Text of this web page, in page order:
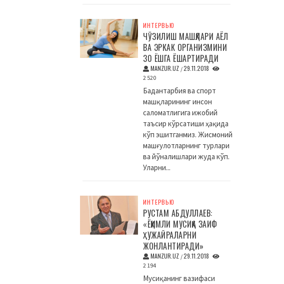
ИНТЕРВЬЮ
ЧЎЗИЛИШ МАШҚЛАРИ АЁЛ
ВА ЭРКАК ОРГАНИЗМИНИ
30 ЁШГА ЁШАРТИРАДИ
MANZUR.UZ /29.11.2018
2 520
Бадантарбия ва спорт
машқларининг инсон
саломатлигига ижобий
таъсир кўрсатиши ҳақида
кўп эшитганмиз. Жисмоний
машғулотларнинг турлари
ва йўналишлари жуда кўп.
Уларни...
ИНТЕРВЬЮ
РУСТАМ АБДУЛЛАЕВ:
«ЁҚИМЛИ МУСИҚА ЗАИФ
ҲУЖАЙРАЛАРНИ
ЖОНЛАНТИРАДИ»
MANZUR.UZ /29.11.2018
2 194
Мусиқанинг вазифаси